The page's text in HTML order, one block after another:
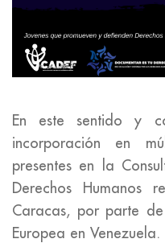
En este sentido y
incorporación en
presentes en la
Derechos
Caracas, por parte
Europea en